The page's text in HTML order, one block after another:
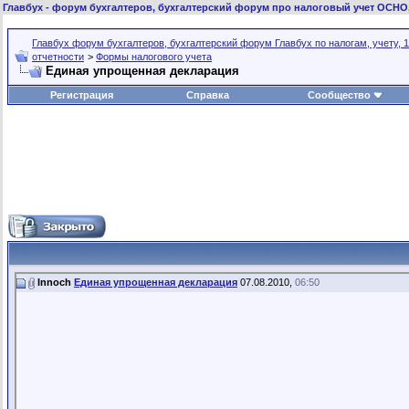
Главбух - форум бухгалтеров, бухгалтерский форум про налоговый учет
Главбух форум бухгалтеров, бухгалтерский форум Главбух по налогам, учету,
отчетности > Формы налогового учета
Единая упрощенная декларация
Регистрация Справка Сообщество
Innoch Единая упрощенная декларация 07.08.2010, 06:50